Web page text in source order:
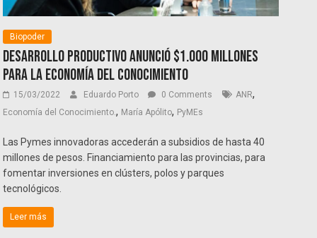
Biopoder
Desarrollo Productivo anunció $1.000 millones
para la Economía del Conocimiento
15/03/2022 Eduardo Porto 0 Comments ANR,
Economía del Conocimiento., María Apólito, PyMEs
Las Pymes innovadoras accederán a subsidios de hasta 40
millones de pesos. Financiamiento para las provincias, para
fomentar inversiones en clústers, polos y parques
tecnológicos.
Leer más